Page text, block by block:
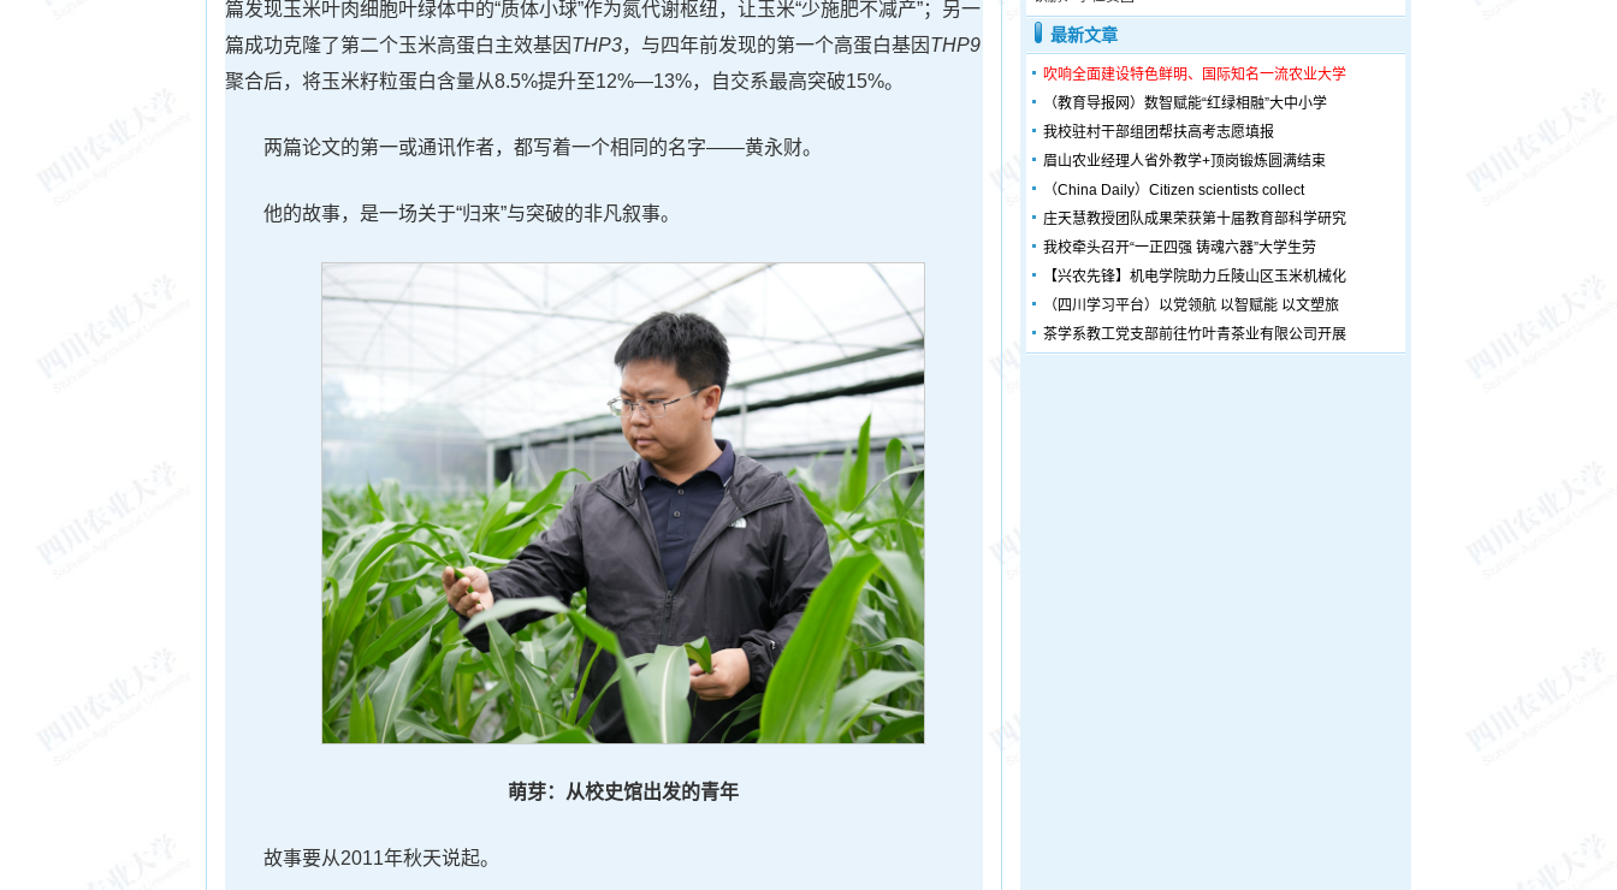
篇发现玉米叶肉细胞叶绿体中的“质体小球”作为氮代谢枢纽，让玉米“少施肥不减产”；另一
篇成功克隆了第二个玉米高蛋白主效基因 THP3，与四年前发现的第一个高蛋白基因 THP9
聚合后，将玉米籽粒蛋白含量从8.5%提升至12%—13%，自交系最高突破15%。
两篇论文的第一或通讯作者，都写着一个相同的名字——黄永财。
他的故事，是一场关于“归来”与突破的非凡叙事。
萌芽：从校史馆出发的青年
故事要从2011年秋天说起。
最新文章
吹响全面建设特色鲜明、国际知名一流农业大学
（教育导报网）数智赋能“红绿相融”大中小学
我校驻村干部组团帮扶高考志愿填报
眉山农业经理人省外教学+顶岗锻炼圆满结束
（China Daily）Citizen scientists collect
庄天慧教授团队成果荣获第十届教育部科学研究
我校牵头召开“一正四强 铸魂六器”大学生劳
【兴农先锋】机电学院助力丘陵山区玉米机械化
（四川学习平台）以党领航 以智赋能 以文塑旅
茶学系教工党支部前往竹叶青茶业有限公司开展